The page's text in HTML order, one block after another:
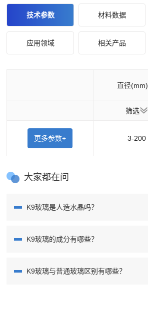
技术参数 材料数据
应用领域 相关产品
直径(mm)
筛选
更多参数+ 3-200
大家都在问
K9玻璃是人造水晶吗？
K9玻璃的成分有哪些？
K9玻璃与普通玻璃区别有哪些？